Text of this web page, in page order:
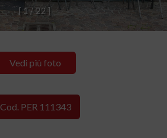
[1 / 22 ]
Vedi più foto
Cod. PER 111343